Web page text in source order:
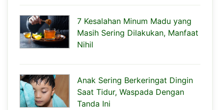
7 Kesalahan Minum Madu yang
Masih Sering Dilakukan, Manfaat
Nihil
Anak Sering Berkeringat Dingin
Saat Tidur, Waspada Dengan
Tanda Ini